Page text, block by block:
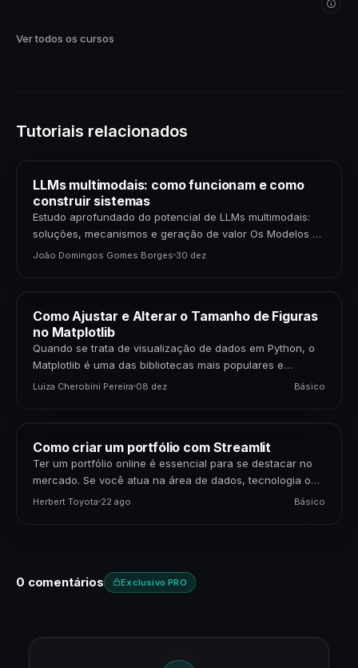
Ver todos os cursos
Tutoriais relacionados
LLMs multimodais: como funcionam e como
construir sistemas
Estudo aprofundado do potencial de LLMs multimodais:
soluções, mecanismos e geração de valor Os Modelos de
Linguagem de Grande Porte (LLMs) multimodais
João Domingos Gomes Borges 30 dez
Como Ajustar e Alterar o Tamanho de Figuras
no Matplotlib
Quando se trata de visualização de dados em Python, o
Matplotlib é uma das bibliotecas mais populares e
poderosas disponíveis. Para cientistas de dados,…
Luiza Cherobini Pereira 08 dez Básico
Como criar um portfólio com Streamlit
Ter um portfólio online é essencial para se destacar no
mercado. Se você atua na área de dados, tecnologia ou
negócios, apresentar seus projetos…
Herbert Toyota 22 ago Básico
0 comentários Exclusivo PRO